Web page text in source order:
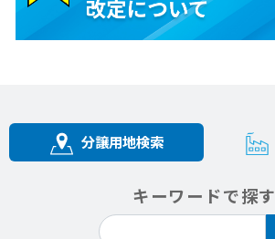
分譲用地検索
キーワードで探す